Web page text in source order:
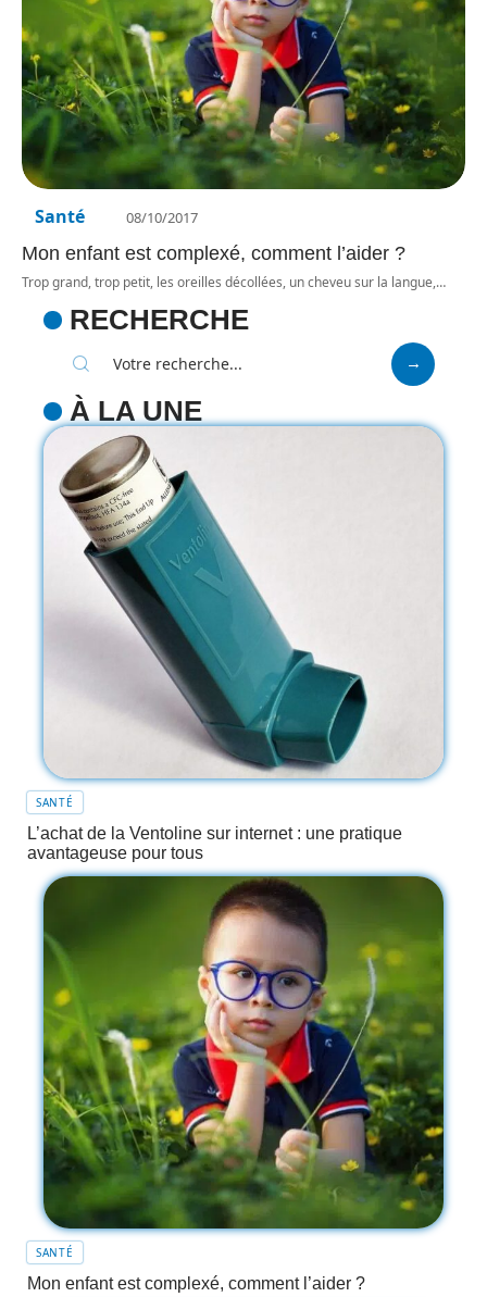
Santé 08/10/2017
Mon enfant est complexé, comment l’aider ?
Trop grand, trop petit, les oreilles décollées, un cheveu sur la langue,…
RECHERCHE
À LA UNE
SANTÉ
L’achat de la Ventoline sur internet : une pratique
avantageuse pour tous
SANTÉ
Mon enfant est complexé, comment l’aider ?